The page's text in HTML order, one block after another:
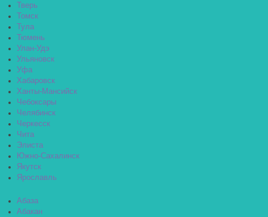
Тверь
Томск
Тула
Тюмень
Улан-Удэ
Ульяновск
Уфа
Хабаровск
Ханты-Мансийск
Чебоксары
Челябинск
Черкесск
Чита
Элиста
Южно-Сахалинск
Якутск
Ярославль
Абаза
Абакан